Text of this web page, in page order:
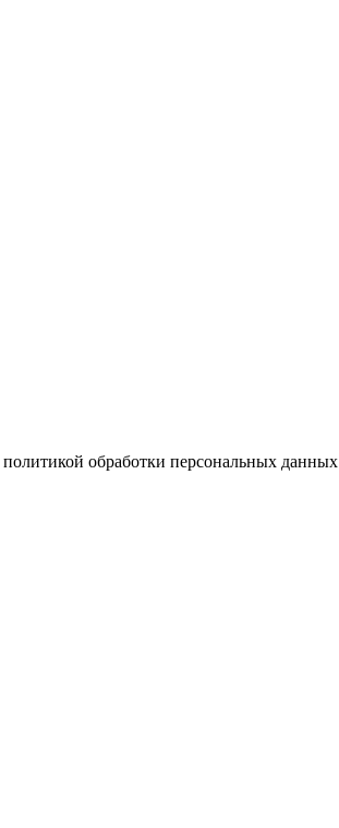
политикой обработки персональных данных